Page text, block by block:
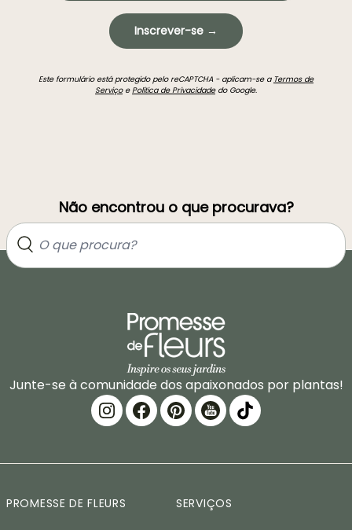
Inscrever-se →
Este formulário está protegido pelo reCAPTCHA - aplicam-se a Termos de
ServiçoePolítica de Privacidadedo Google.
Não encontrou o que procurava?
Junte-se à comunidade dos apaixonados por plantas!
PROMESSE DE FLEURS SERVIÇOS